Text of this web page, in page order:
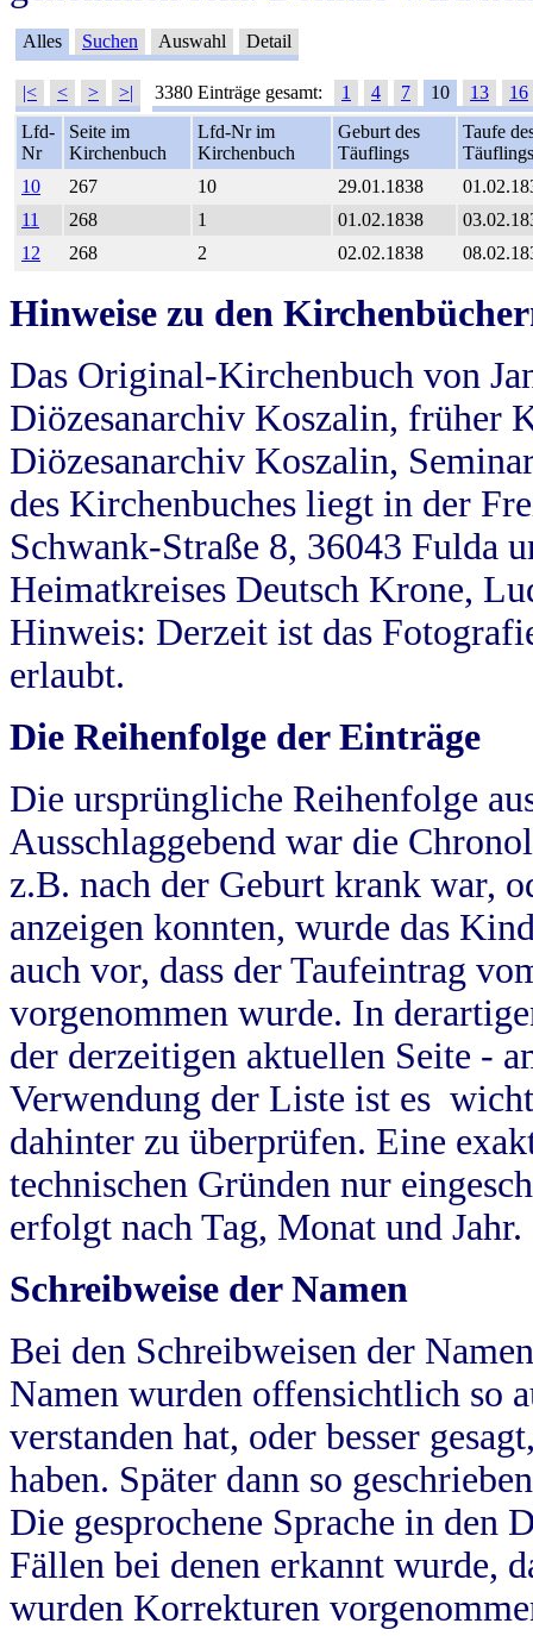
Alles Suchen Auswahl Detail
|< < > >| 3380 Einträge gesamt: 1 4 7 10 13
16
Lfd-
Nr
Seite im
Kirchenbuch
Lfd-Nr im
Kirchenbuch
Geburt des
Täuflings
Taufe
Täuflings
10
267 10 29.01.1838
11
268 1 01.02.1838
12
268 2 02.02.1838
Hinweise zu den
Das Original-Kirchenbuch von
Diözesanarchiv Koszalin, früher
Diözesanarchiv Koszalin,
des Kirchenbuches liegt in der
Schwank-Straße 8, 36043 Fulda
Heimatkreises Deutsch Krone,
Hinweis: Derzeit ist das
erlaubt.
Die Reihenfolge der Einträge
Die ursprüngliche Reihenfolge
Ausschlaggebend war die
z.B. nach der Geburt krank war,
anzeigen konnten, wurde das
auch vor, dass der Taufeintrag
vorgenommen wurde. In
der derzeitigen aktuellen Seite -
Verwendung der Liste ist es
dahinter zu überprüfen. Eine
technischen Gründen nur
erfolgt nach Tag, Monat und Jahr.
Schreibweise der Namen
Bei den Schreibweisen der
Namen wurden offensichtlich so
verstanden hat, oder besser
haben. Später dann so
Die gesprochene Sprache in
Fällen bei denen erkannt wurde,
wurden Korrekturen